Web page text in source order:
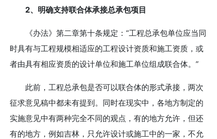
2、明确支持联合体承接总承包项目
《办法》第二章第十条规定：“工程总承包单位应当同
时具有与工程规模相适应的工程设计资质和施工资质，或
者由具有相应资质的设计单位和施工单位组成联合体。”
此前，工程总承包是否可以联合体的形式承接，两次
征求意见稿中都未有提到。同时在现实中，各地方制定的
实施意见中有两种完全不同的观点，有的地方允许，但还
有的地方，例如吉林，只允许设计或施工中的一家，不允